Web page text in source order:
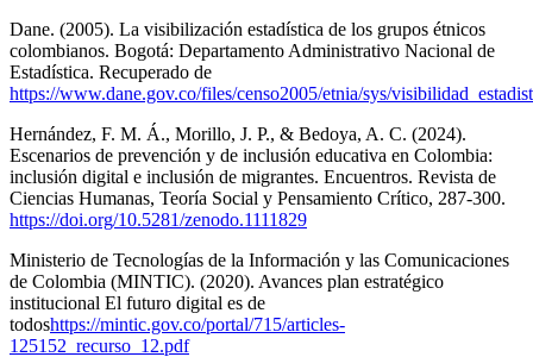
Dane. (2005). La visibilización estadística de los grupos étnicos
colombianos. Bogotá: Departamento Administrativo Nacional de
Estadística. Recuperado de
https://www.dane.gov.co/files/censo2005/etnia/sys/
Hernández, F. M. Á., Morillo, J. P., & Bedoya, A. C. (2024).
Escenarios de prevención y de inclusión educativa en Colombia:
inclusión digital e inclusión de migrantes. Encuentros. Revista de
Ciencias Humanas, Teoría Social y Pensamiento Crítico, 287-300.
https://doi.org/10.5281/zenodo.1111829
Ministerio de Tecnologías de la Información y las Comunicaciones
de Colombia (MINTIC). (2020). Avances plan estratégico
institucional El futuro digital es de
todoshttps://mintic.gov.co/portal/715/articles-
125152_recurso_12.pdf